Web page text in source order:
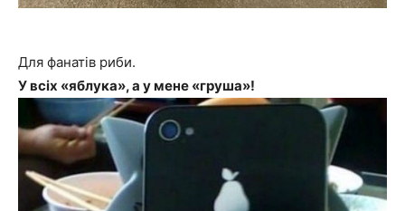
Для фанатів риби.
У всіх «яблука», а у мене «груша»!